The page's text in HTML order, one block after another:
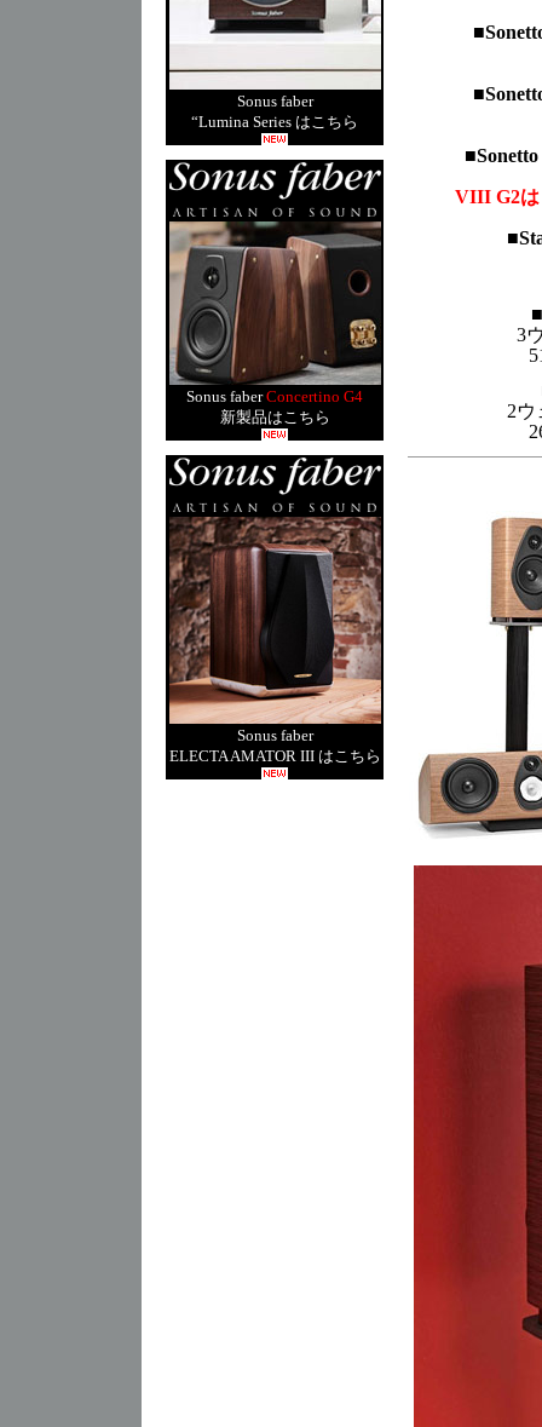
Sonus faber
“Lumina Series はこちら
Sonus faber Concertino G4
新製品はこちら
Sonus faber
ELECTA AMATOR III はこちら
■
■
■
VIII G2は
■
■
3
2ウ